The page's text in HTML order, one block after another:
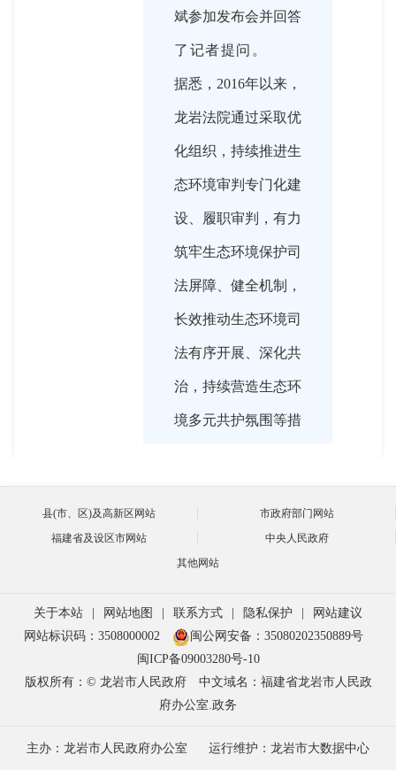
斌参加发布会并回答
了记者提问。
据悉，2016年以来，
龙岩法院通过采取优
化组织，持续推进生
态环境审判专门化建
设、履职审判，有力
筑牢生态环境保护司
法屏障、健全机制，
长效推动生态环境司
法有序开展、深化共
治，持续营造生态环
境多元共护氛围等措
件2858件，两级法院
审理的7例案件入选
最高法院第三巡回法
法十大案例，2份裁
判文书获评全国法院
环境资源优秀裁判文
还积极回应林改后司
县(市、区)及高新区网站
市政府部门网站
福建省及设区市网站
中央人民政府
其他网站
关于本站 网站地图 联系方式 隐私保护
网站建议
网站标识码：3508000002
闽公网安备：35080202350889号
闽ICP备09003280号-10
版权所有：© 龙岩市人民政府
中文域名：福建省龙岩市人民政
府办公室.政务
主办：龙岩市人民政府办公室 运行维护：龙岩市大数据中心